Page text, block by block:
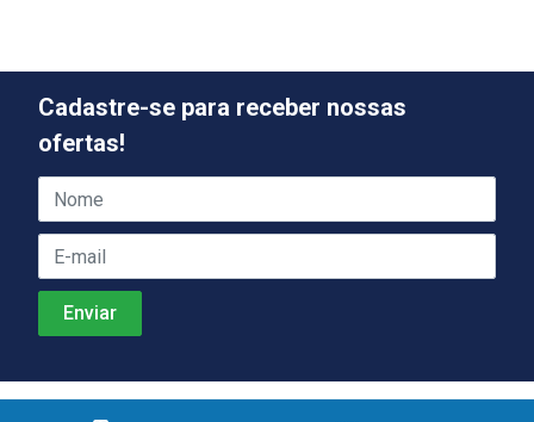
Cadastre-se para receber nossas
ofertas!